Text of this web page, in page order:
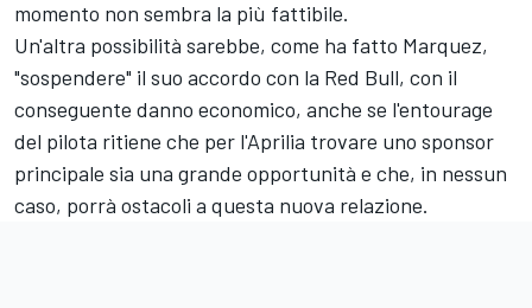
momento non sembra la più fattibile.
Un'altra possibilità sarebbe, come ha fatto Marquez,
"sospendere" il suo accordo con la Red Bull, con il
conseguente danno economico, anche se l'entourage
del pilota ritiene che per l'Aprilia trovare uno sponsor
principale sia una grande opportunità e che, in nessun
caso, porrà ostacoli a questa nuova relazione.